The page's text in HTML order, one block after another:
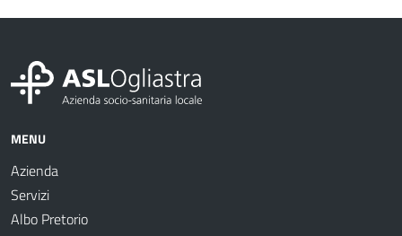
MENU
Azienda
Servizi
Albo Pretorio